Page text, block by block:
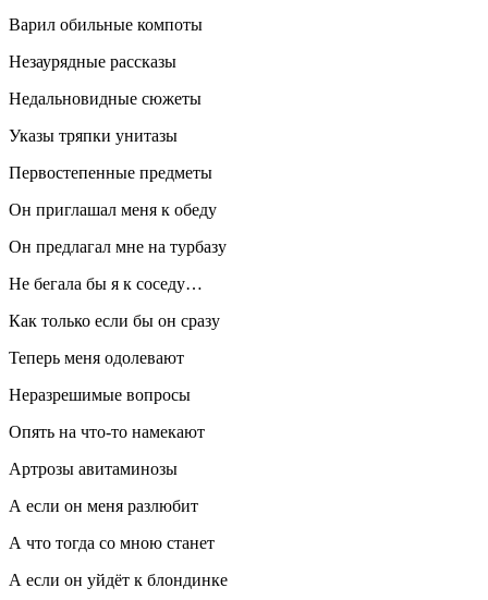
Варил обильные компоты
Незаурядные рассказы
Недальновидные сюжеты
Указы тряпки унитазы
Первостепенные предметы
Он приглашал меня к обеду
Он предлагал мне на турбазу
Не бегала бы я к соседу…
Как только если бы он сразу
Теперь меня одолевают
Неразрешимые вопросы
Опять на что-то намекают
Артрозы авитаминозы
А если он меня разлюбит
А что тогда со мною станет
А если он уйдёт к блондинке